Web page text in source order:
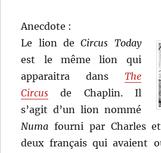
Anecdote :
Le lion deCircus Today
est le même lion qui
apparaitra dans The
Circus de Chaplin. Il
s’agit d’un lion nommé
Numa fourni par Charles
deux français qui avaient